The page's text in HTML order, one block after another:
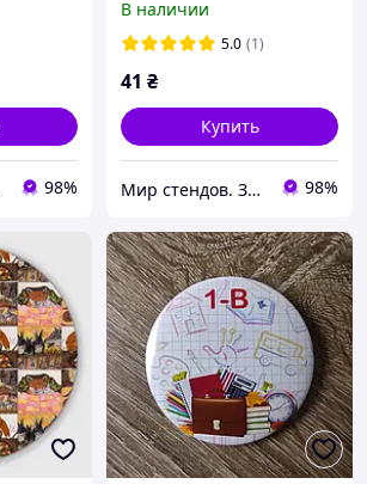
98%
или с рисунком)
В наличии
5.0 (1)
41 ₴
Купить
Мир стендов. Значки, часы, магниты, детские товары и сувениры 98%